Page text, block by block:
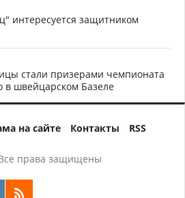
интересуется защитником
стали призерами чемпионата
в швейцарском Базеле
на сайте Контакты RSS
права защищены